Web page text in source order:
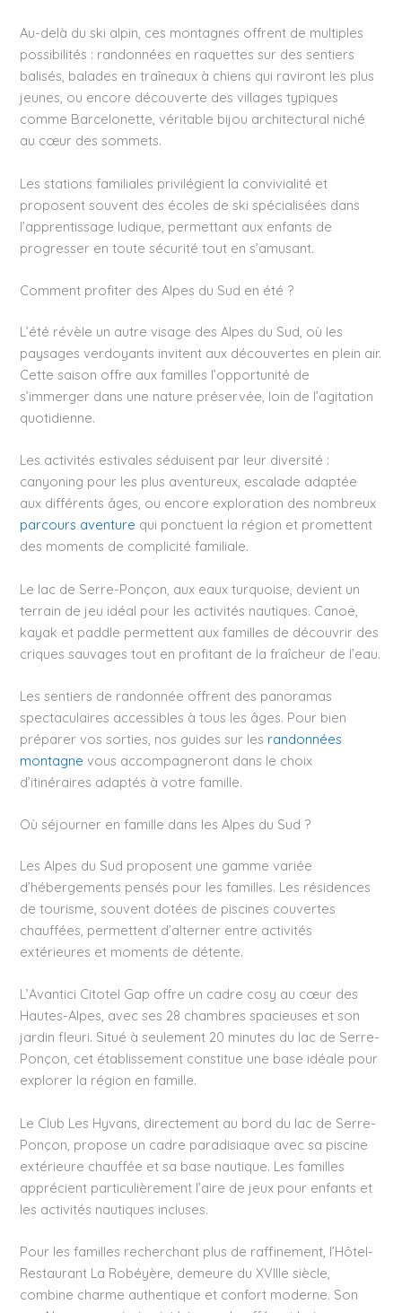
Au-delà du ski alpin, ces montagnes offrent de multiples
possibilités : randonnées en raquettes sur des sentiers
balisés, balades en traîneaux à chiens qui raviront les plus
jeunes, ou encore découverte des villages typiques
comme Barcelonette, véritable bijou architectural niché
au cœur des sommets.
Les stations familiales privilégient la convivialité et
proposent souvent des écoles de ski spécialisées dans
l’apprentissage ludique, permettant aux enfants de
progresser en toute sécurité tout en s’amusant.
Comment profiter des Alpes du Sud en été ?
L’été révèle un autre visage des Alpes du Sud, où les
paysages verdoyants invitent aux découvertes en plein air.
Cette saison offre aux familles l’opportunité de
s’immerger dans une nature préservée, loin de l’agitation
quotidienne.
Les activités estivales séduisent par leur diversité :
canyoning pour les plus aventureux, escalade adaptée
aux différents âges, ou encore exploration des nombreux
parcours aventure qui ponctuent la région et promettent
des moments de complicité familiale.
Le lac de Serre-Ponçon, aux eaux turquoise, devient un
terrain de jeu idéal pour les activités nautiques. Canoë,
kayak et paddle permettent aux familles de découvrir des
criques sauvages tout en profitant de la fraîcheur de l’eau.
Les sentiers de randonnée offrent des panoramas
spectaculaires accessibles à tous les âges. Pour bien
préparer vos sorties, nos guides sur les randonnées
montagne vous accompagneront dans le choix
d’itinéraires adaptés à votre famille.
Où séjourner en famille dans les Alpes du Sud ?
Les Alpes du Sud proposent une gamme variée
d’hébergements pensés pour les familles. Les résidences
de tourisme, souvent dotées de piscines couvertes
chauffées, permettent d’alterner entre activités
extérieures et moments de détente.
L’Avantici Citotel Gap offre un cadre cosy au cœur des
Hautes-Alpes, avec ses 28 chambres spacieuses et son
jardin fleuri. Situé à seulement 20 minutes du lac de Serre-
Ponçon, cet établissement constitue une base idéale pour
explorer la région en famille.
Le Club Les Hyvans, directement au bord du lac de Serre-
Ponçon, propose un cadre paradisiaque avec sa piscine
extérieure chauffée et sa base nautique. Les familles
apprécient particulièrement l’aire de jeux pour enfants et
les activités nautiques incluses.
Pour les familles recherchant plus de raffinement, l’Hôtel-
Restaurant La Robéyère, demeure du XVIIIe siècle,
combine charme authentique et confort moderne. Son